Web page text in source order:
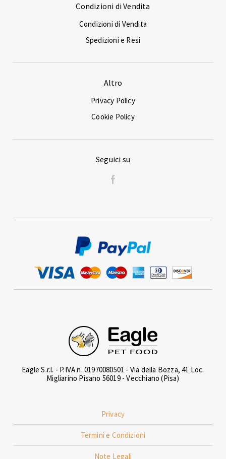
Condizioni di Vendita
Condizioni di Vendita
Spedizioni e Resi
Altro
Privacy Policy
Cookie Policy
Seguici su
Eagle S.r.l. - P.IVA n. 01970080501 - Via della Bozza, 41 Loc.
Migliarino Pisano 56019 - Vecchiano (Pisa)
Privacy
Termini e Condizioni
Note Legali